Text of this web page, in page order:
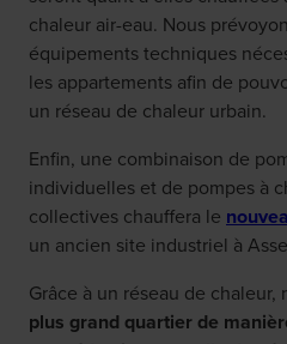
chaleur air-eau. Nous
équipements techniques
les appartements afin de
un réseau de chaleur urbain.
Enfin, une combinaison de
individuelles et de pompes à
collectives chauffera le
un ancien site industriel à
Grâce à un réseau de chaleur,
plus grand quartier de